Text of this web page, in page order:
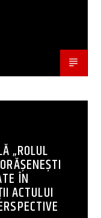
„ROLUL
ÎN
ACTULUI